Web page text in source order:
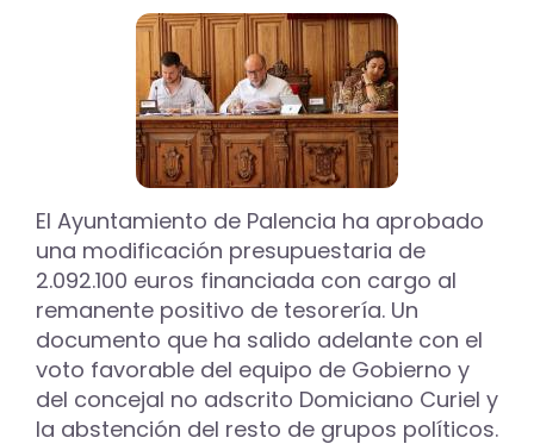
millones
inversión
movilizados
en
estos
tres
años
El Ayuntamiento de Palencia ha aprobado
una modificación presupuestaria de
2.092.100 euros financiada con cargo al
remanente positivo de tesorería. Un
documento que ha salido adelante con el
voto favorable del equipo de Gobierno y
del concejal no adscrito Domiciano Curiel y
la abstención del resto de grupos políticos.